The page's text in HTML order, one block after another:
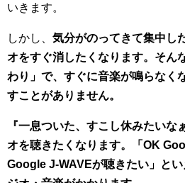
いきます。
しかし、 気分がのってきて集中し
オをすぐ消したくなります。そん
わり」で、すぐに音楽が鳴らなく
すことがありません。
『一息ついた、すこし休みたいな
オを聴きたくなります。「OK
Google J-WAVEが聴きたい」と